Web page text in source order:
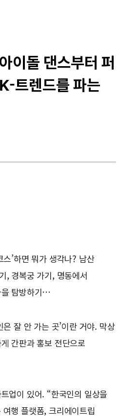
이돌 댄스부터 퍼
트렌드를 파는
스’하면 뭐가 생각나? 남산
, 경복궁 가기, 명동에서
을 탐방하기…
은 잘 안 가는 곳’이란 거야. 막상
간판과 홍보 전단으로
업이 있어. “한국인의 일상을
행 플랫폼, 크리에이트립